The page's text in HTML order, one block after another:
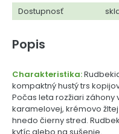
Dostupnosť
Popis
Charakteristika:
kompaktný hustý trs
Počas leta rozžiari
karamelovej, krémovo
hnedo čierny stred.